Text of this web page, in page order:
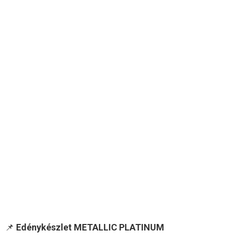
📌 Edénykészlet METALLIC PLATINUM